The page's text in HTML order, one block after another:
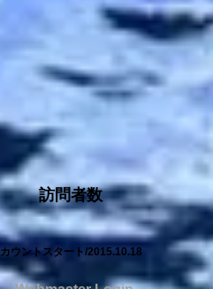
訪問者数
カウントスタート/2015.10.18